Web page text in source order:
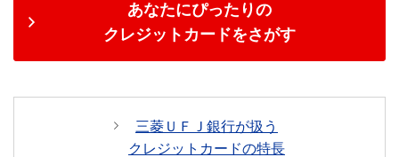
あなたにぴったりの
クレジットカードをさがす
三菱ＵＦＪ銀行が扱う
クレジットカードの特長